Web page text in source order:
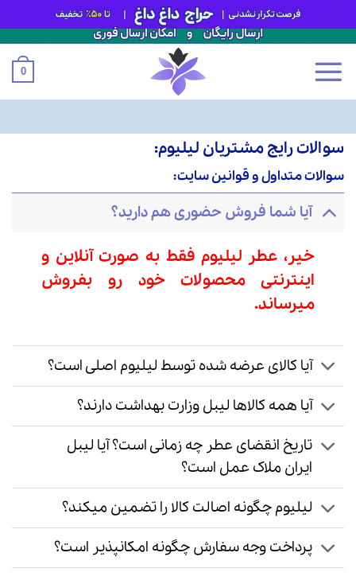
Skip
content
0
سوالات رایج مشتریان لیلیوم:
سوالات متداول و قوانین سایت:
آیا شما فروش حضوری هم دارید؟
خیر، عطر لیلیوم فقط به صورت آنلاین و
اینترنتی محصولات خود رو بفروش
میرساند.
آیا کالای عرضه شده توسط لیلیوم اصلی است؟
آیا همه کالاها لیبل وزارت بهداشت دارند؟
تاریخ انقضای عطر چه زمانی است؟ آیا لیبل
ایران ملاک عمل است؟
لیلیوم چگونه اصالت کالا را تضمین میکند؟
پرداخت وجه سفارش چگونه امکانپذیر است؟